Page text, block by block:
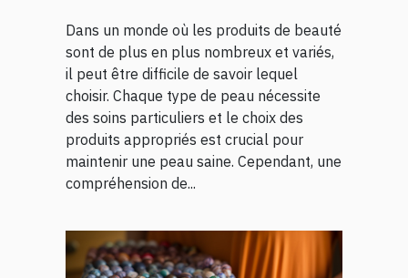
Dans un monde où les produits de beauté
sont de plus en plus nombreux et variés,
il peut être difficile de savoir lequel
choisir. Chaque type de peau nécessite
des soins particuliers et le choix des
produits appropriés est crucial pour
maintenir une peau saine. Cependant, une
compréhension de...